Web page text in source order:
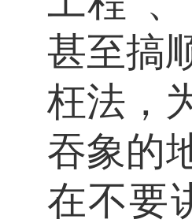
甚至搞
枉法，
吞象的
在不要